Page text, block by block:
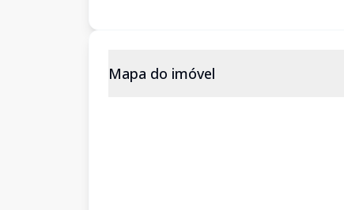
Mapa do imóvel